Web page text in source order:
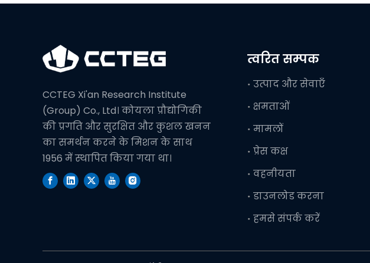
CCTEG Xi'an Research Institute
(Group) Co., Ltd। कोयला प्रौद्योगिकी
की प्रगति और सुरक्षित और कुशल खनन
का समर्थन करने के मिशन के साथ
1956 में स्थापित किया गया था।
त्वरित सम्पक
उत्पाद और सेवाएँ
क्षमताओं
मामलों
प्रेस कक्ष
वहनीयता
डाउनलोड करना
हमसे संपर्क करें